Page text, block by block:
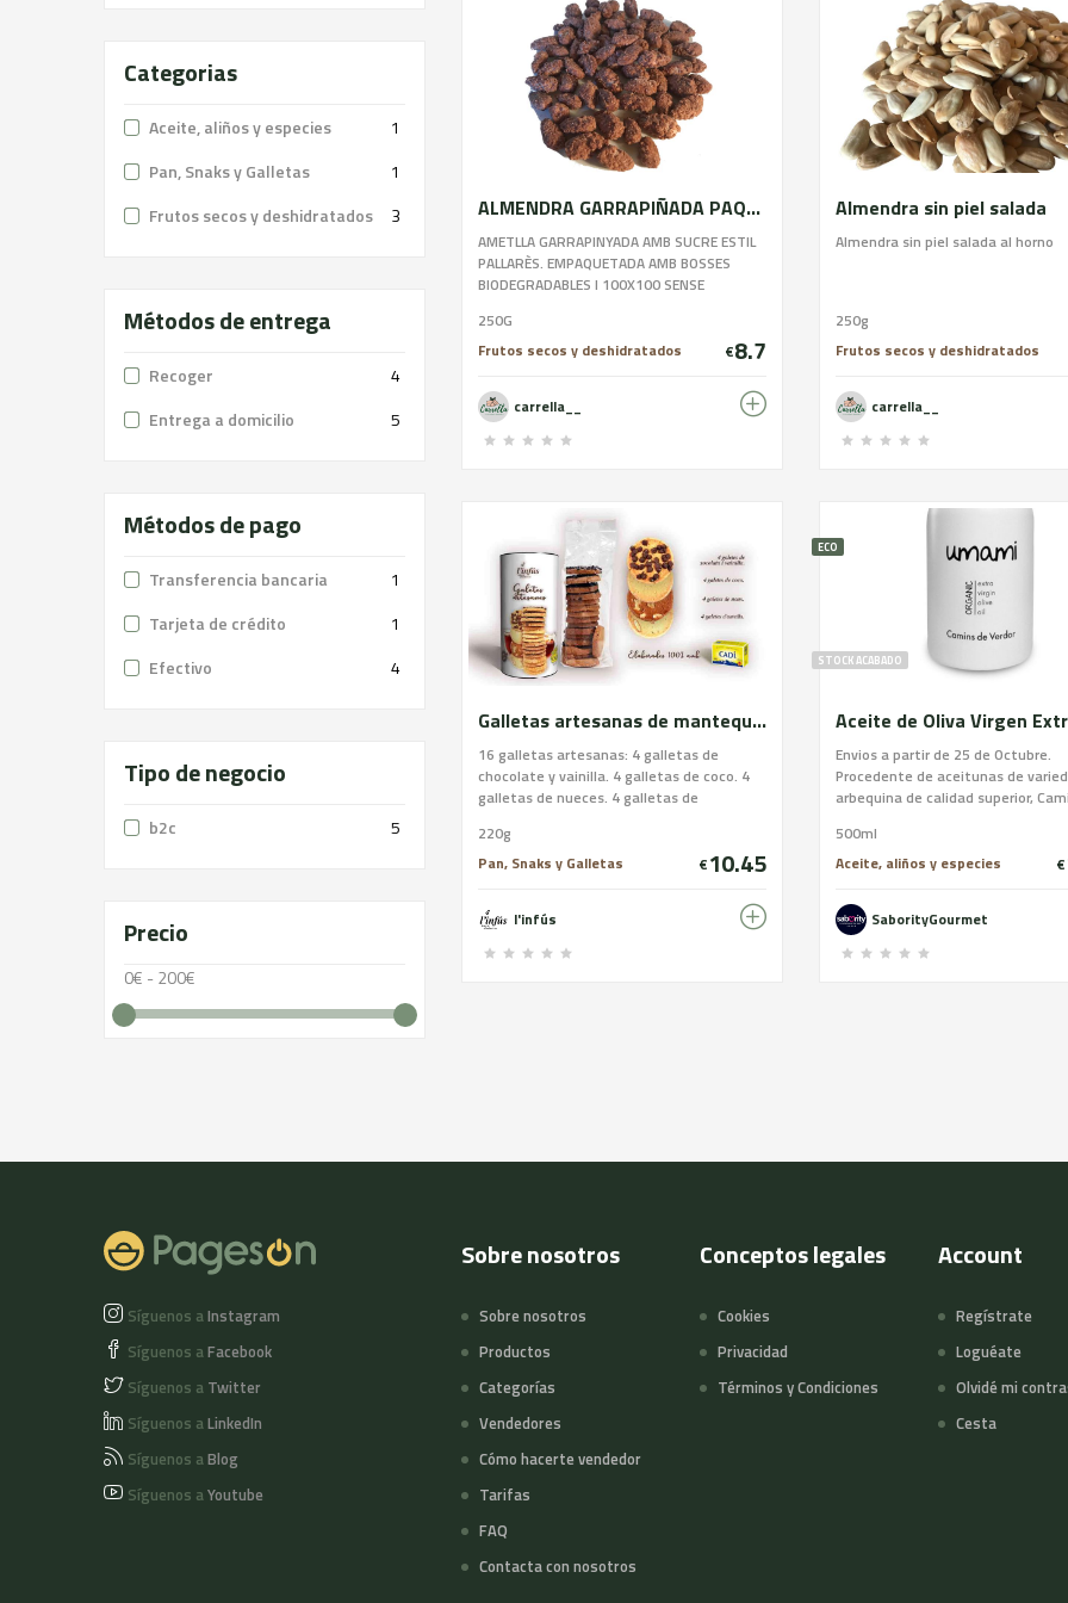
ALMENDRA GARRAPIÑADA PAQUITA
AMETLLA GARRAPINYADA AMB SUCRE ESTIL
PALLARÈS. EMPAQUETADA AMB BOSSES
BIODEGRADABLES I 100X100 SENSE
250G
Frutos secos y deshidratados
€8.7
carrella__
Almendra sin piel salada
Almendra sin piel salada al horno
250g
Frutos secos y deshidratados
carrella__
Galletas artesanas de mantequilla DOP Alt Urgell-Cerdanya. Surtido blanco
16 galletas artesanas: 4 galletas de
chocolate y vainilla. 4 galletas de coco. 4
galletas de nueces. 4 galletas de
mantequilla DOP Alt Urgell-Cerdanya,
azúcar, almendra, huevo pasteurizado,
manteca de cacao, emulgente: lecitina de
soja), nueces, coco y sal. Alérgenos: Harina
de trigo, mantequilla, almendra, huevo,
220g
Pan, Snaks y Galletas
€10.45
l'infús
STOCK ACABADO
ECO
Envios a partir de 25 de Octubre.
Procedente de aceitunas de
arbequina de calidad superior,
delicadamente dulce de perfil
fragante, fresco, con breves
carácter, su paladar tiene una gran
diversidad de aromas de fruta
matices de almendra y hierbas
500ml
Aceite, aliños y especies
€
SaborityGourmet
Categorias
Aceite, aliños y especies
1
Pan, Snaks y Galletas
1
Frutos secos y deshidratados
3
Métodos de entrega
Recoger
4
Entrega a domicilio
5
Métodos de pago
Transferencia bancaria
1
Tarjeta de crédito
1
Efectivo
4
Tipo de negocio
b2c 5
Precio
0€ - 200€
Síguenos aInstagram
Síguenos aFacebook
Síguenos a Twitter
Síguenos aLinkedIn
Síguenos aBlog
Síguenos aYoutube
Sobre nosotros
Sobre nosotros
Productos
Categorías
Vendedores
Cómo hacerte vendedor
Tarifas
FAQ
Contacta con nosotros
Conceptos legales
Cookies
Privacidad
Términos y Condiciones
Account
Regístrate
Loguéate
Olvidé mi
Cesta